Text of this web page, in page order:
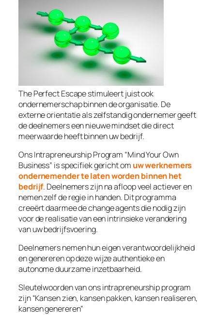
The Perfect Escape stimuleert juist ook
ondernemerschap binnen de organisatie. De
externe orientatie als zelfstandig ondernemer geeft
de deelnemers een nieuwe mindset die direct
meerwaarde heeft binnen uw bedrijf.
Ons Intrapreneurship Program “Mind Your Own
Business” is specifiek gericht om uw werknemers
ondernemender te laten worden binnen het
bedrijf. Deelnemers zijn na afloop veel actiever en
nemen zelf de regie in handen. Dit programma
creeërt daarmee de change agents die nodig zijn
voor de realisatie van een intrinsieke verandering
van uw bedrijfsvoering.
Deelnemers nemen hun eigen verantwoordelijkheid
en genereren op deze wijze authentieke en
autonome duurzame inzetbaarheid.
Sleutelwoorden van ons intrapreneurship program
zijn “Kansen zien, kansen pakken, kansen realiseren,
kansen genereren”